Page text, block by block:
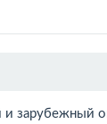
и зарубежный